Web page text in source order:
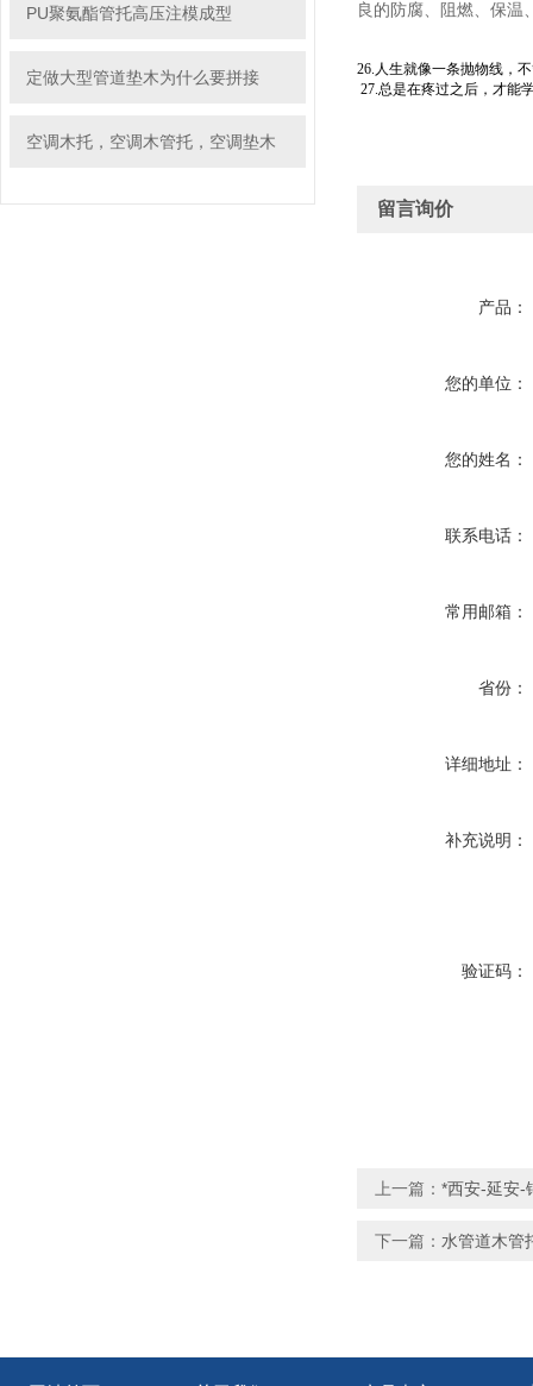
PU聚氨酯管托高压注模成型
定做大型管道垫木为什么要拼接
空调木托，空调木管托，空调垫木
良的防腐、阻燃、保温
26.人生就像一条抛物线，
27.总是在疼过之后，才能
留言询价
产品：
您的单位：
您的姓名：
联系电话：
常用邮箱：
省份：
详细地址：
补充说明：
验证码：
上一篇： *西安-延安-
下一篇： 水管道木管